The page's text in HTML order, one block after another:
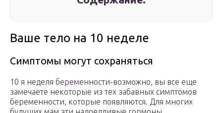
Ваше тело на 10 неделе
Симптомы могут сохраняться
10 я неделя беременности-возможно, вы все еще
замечаете некоторые из тех забавных симптомов
беременности, которые появляются. Для многих